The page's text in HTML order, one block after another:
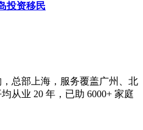
投资移民
总部上海，服务覆盖广州、北
从业 20 年，已助 6000+ 家庭